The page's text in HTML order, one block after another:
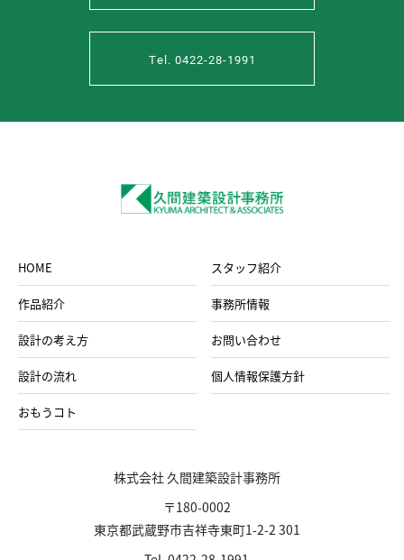
Tel. 0422-28-1991
HOME
作品紹介
設計の考え方
設計の流れ
おもうコト
スタッフ紹介
事務所情報
お問い合わせ
個人情報保護方針
株式会社 久間建築設計事務所
〒180-0002
東京都武蔵野市吉祥寺東町1-2-2 301